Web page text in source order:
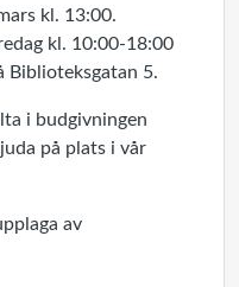
kl. 13:00.
kl. 10:00-18:00
Biblioteksgatan 5.
i budgivningen
på plats i vår
av